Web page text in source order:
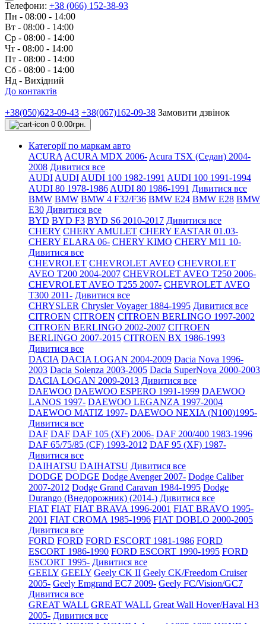
Телефони: +38 (066) 152-38-93
Пн - 08:00 - 14:00
Вт - 08:00 - 14:00
Ср - 08:00 - 14:00
Чт - 08:00 - 14:00
Пт - 08:00 - 14:00
Сб - 08:00 - 14:00
Нд - Вихідний
До контактів
+38(050)623-09-43 +38(067)162-09-38 Замовити дзвінок
0 0.00грн.
Категорії по маркам авто
ACURA ACURA MDX 2006- Acura TSX (Седан) 2004-
2008 Дивитися все
AUDI AUDI AUDI 100 1982-1991 AUDI 100 1991-1994
AUDI 80 1978-1986 AUDI 80 1986-1991 Дивитися все
BMW BMW BMW 4 F32/F36 BMW E24 BMW E28 BMW
E30 Дивитися все
BYD BYD F3 BYD S6 2010-2017 Дивитися все
CHERY CHERY AMULET CHERY EASTAR 01.03-
CHERY ELARA 06- CHERY KIMO CHERY M11 10-
Дивитися все
CHEVROLET CHEVROLET AVEO CHEVROLET
AVEO Т200 2004-2007 CHEVROLET AVEO Т250 2006-
CHEVROLET AVEO Т255 2007- CHEVROLET AVEO
Т300 2011- Дивитися все
CHRYSLER Chrysler Voyager 1884-1995 Дивитися все
CITROEN CITROEN CITROEN BERLINGO 1997-2002
CITROEN BERLINGO 2002-2007 CITROEN
BERLINGO 2007-2015 CITROEN BX 1986-1993
Дивитися все
DACIA DACIA LOGAN 2004-2009 Dacia Nova 1996-
2003 Dacia Solenza 2003-2005 Dacia SuperNova 2000-2003
DACIA LOGAN 2009-2013 Дивитися все
DAEWOO DAEWOO ESPERO 1991-1999 DAEWOO
LANOS 1997- DAEWOO LEGANZA 1997-2004
DAEWOO MATIZ 1997- DAEWOO NEXIA (N100)1995-
Дивитися все
DAF DAF DAF 105 (XF) 2006- DAF 200/400 1983-1996
DAF 65/75/85 (CF) 1993-2012 DAF 95 (XF) 1987-
Дивитися все
DAIHATSU DAIHATSU Дивитися все
DODGE DODGE Dodge Avenger 2007- Dodge Caliber
2007-2012 Dodge Grand Caravan 1984-1995 Dodge
Durango (Внедорожник) (2014-) Дивитися все
FIAT FIAT FIAT BRAVA 1996-2001 FIAT BRAVO 1995-
2001 FIAT CROMA 1985-1996 FIAT DOBLO 2000-2005
Дивитися все
FORD FORD FORD ESCORT 1981-1986 FORD
ESCORT 1986-1990 FORD ESCORT 1990-1995 FORD
ESCORT 1995- Дивитися все
GEELY GEELY Geely CK II Geely CK/Freedom Cruiser
2005- Geely Emgrand EC7 2009- Geely FC/Vision/GC7
Дивитися все
GREAT WALL GREAT WALL Great Wall Hover/Haval H3
2005- Дивитися все